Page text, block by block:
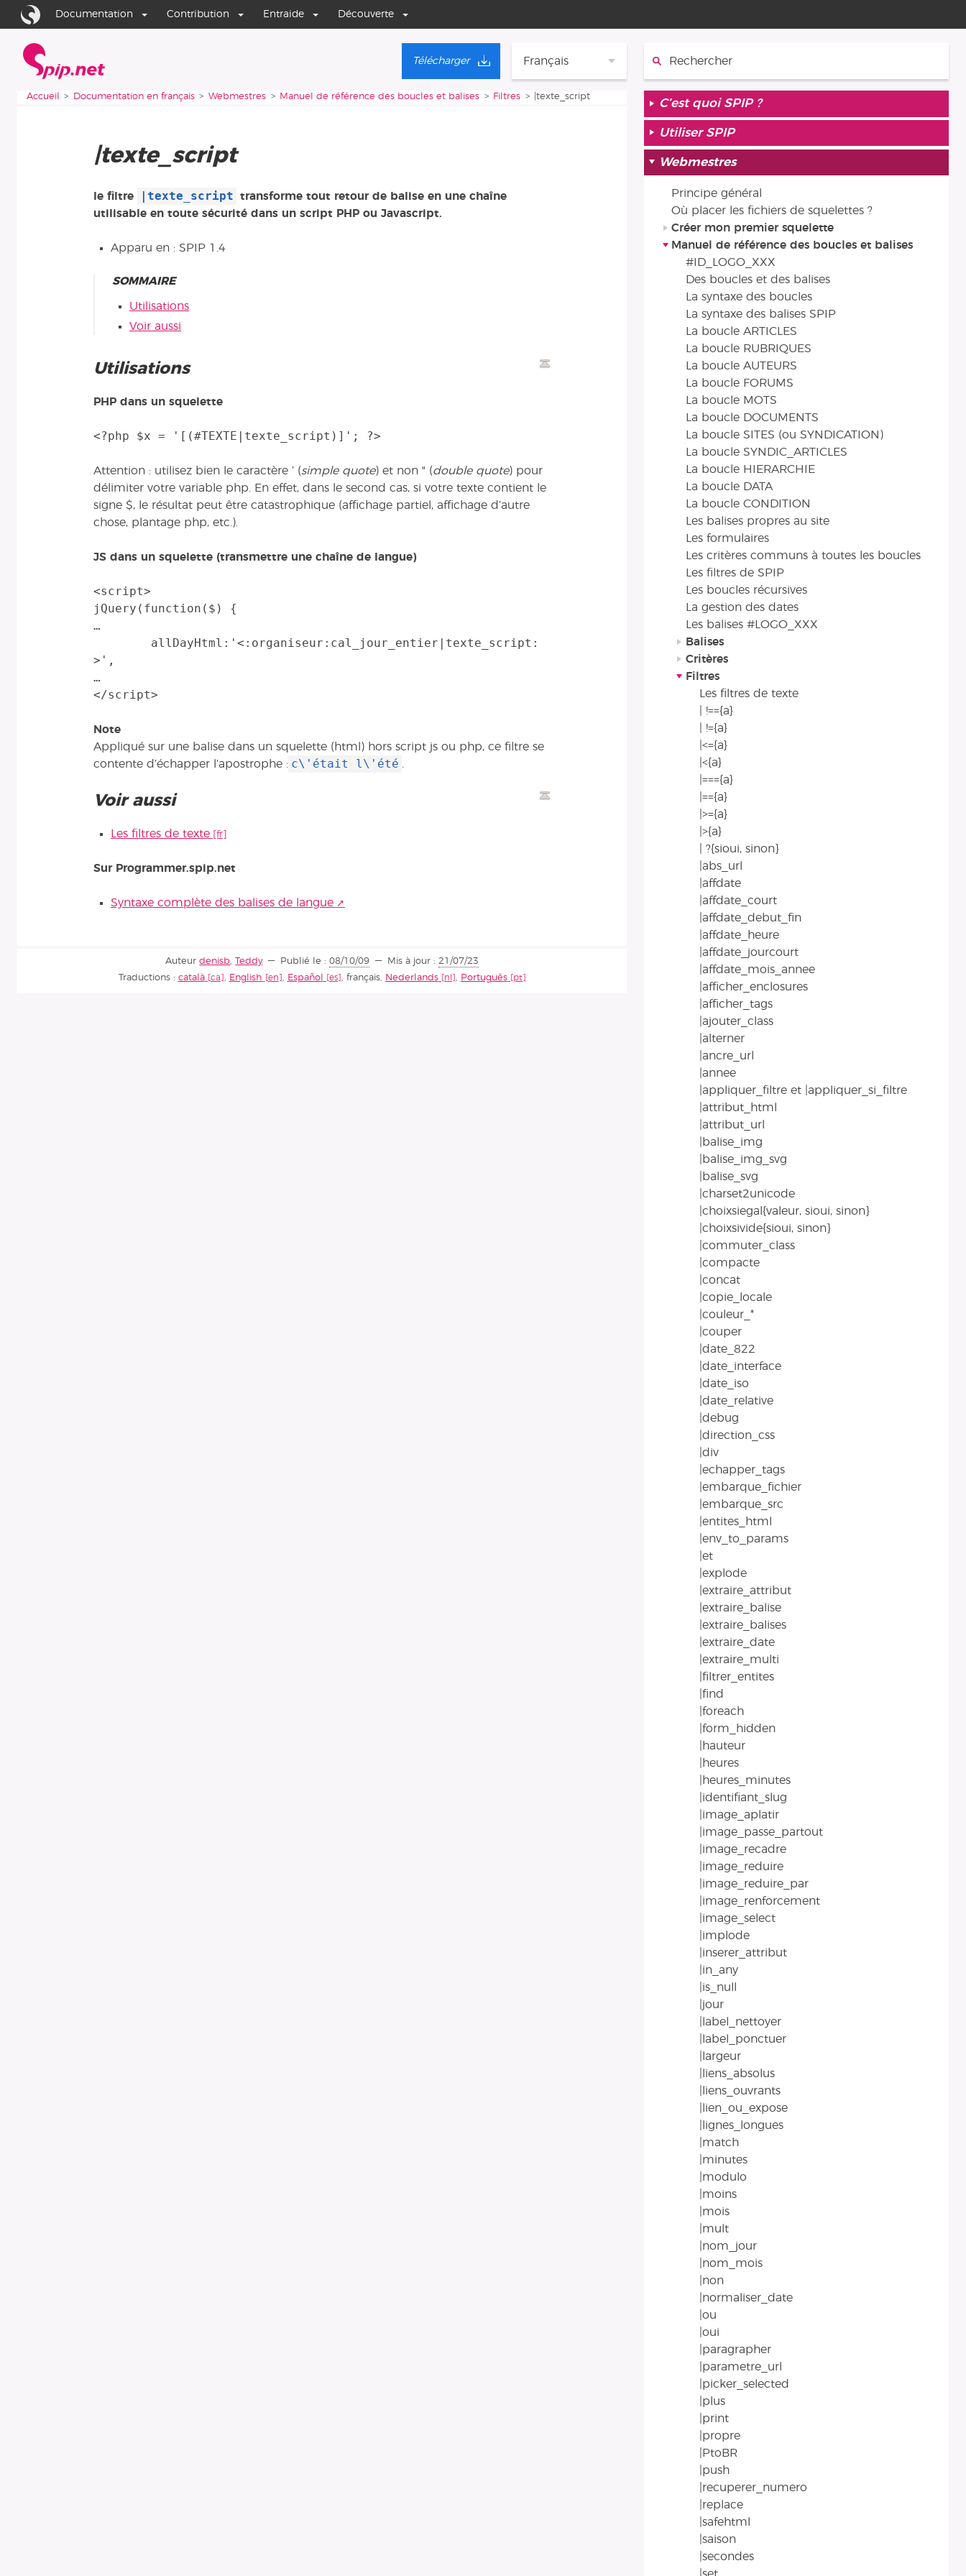
Aller au contenu
Aller à la navigation
Documentation Contribution Entraide Découverte
Français
Télécharger
Vous êtes ici :
Accueil Documentation en français Webmestres Manuel de référence des boucles et balises Filtres |texte_script
|texte_script
le filtre |texte_script
transforme tout retour de balise en une chaîne
utilisable en toute sécurité dans un script PHP ou Javascript.
Apparu en : SPIP 1.4
SOMMAIRE
Utilisations
Voir aussi
Utilisations
PHP dans un squelette
Attention : utilisez bien le caractère ’ (simple quote) et non " (double quote) pour
délimiter votre variable php. En effet, dans le second cas, si votre texte contient le
signe $, le résultat peut être catastrophique (affichage partiel, affichage d’autre
chose, plantage php, etc.).
JS dans un squelette (transmettre une chaîne de langue)
<script>
jQuery(function($) {
…
>',
…
Note
Appliqué sur une balise dans un squelette (html) hors script js ou php, ce filtre se
contente d’échapper l’apostrophe : c\'était l\'été .
Voir aussi
Les filtres de texte
Sur Programmer.spip.net
Syntaxe complète des balises de langue
Auteurdenisb, Teddy Publié le : 08/10/09 Mis à jour : 21/07/23
Traductions : català , English , Español , français, Nederlands , Português
C’est quoi SPIP ?
Utiliser SPIP
Webmestres
Principe général
Où placer les fichiers de squelettes ?
Créer mon premier squelette
Manuel de référence des boucles et balises
#ID_LOGO_XXX
Des boucles et des balises
La syntaxe des boucles
La syntaxe des balises SPIP
La boucle ARTICLES
La boucle RUBRIQUES
La boucle AUTEURS
La boucle FORUMS
La boucle MOTS
La boucle DOCUMENTS
La boucle SITES (ou SYNDICATION)
La boucle SYNDIC_ARTICLES
La boucle HIERARCHIE
La boucle DATA
La boucle CONDITION
Les balises propres au site
Les formulaires
Les critères communs à toutes les boucles
Les filtres de SPIP
Les boucles récursives
La gestion des dates
Les balises #LOGO_XXX
Balises
Critères
Filtres
Les filtres de texte
| !=={a}
| !={a}
|<={a}
|<{a}
|==={a}
|=={a}
|>={a}
|>{a}
| ?{sioui, sinon}
|abs_url
|affdate
|affdate_court
|affdate_debut_fin
|affdate_heure
|affdate_jourcourt
|affdate_mois_annee
|afficher_enclosures
|afficher_tags
|ajouter_class
|alterner
|ancre_url
|annee
|appliquer_filtre et |appliquer_si_filtre
|attribut_html
|attribut_url
|balise_img
|balise_img_svg
|balise_svg
|charset2unicode
|choixsiegal{valeur, sioui, sinon}
|choixsivide{sioui, sinon}
|commuter_class
|compacte
|concat
|copie_locale
|couleur_*
|couper
|date_822
|date_interface
|date_iso
|date_relative
|debug
|direction_css
|div
|echapper_tags
|embarque_fichier
|embarque_src
|entites_html
|env_to_params
|et
|explode
|extraire_attribut
|extraire_balise
|extraire_balises
|extraire_date
|extraire_multi
|filtrer_entites
|find
|foreach
|form_hidden
|hauteur
|heures
|heures_minutes
|identifiant_slug
|image_aplatir
|image_passe_partout
|image_recadre
|image_reduire
|image_reduire_par
|image_renforcement
|image_select
|implode
|inserer_attribut
|in_any
|is_null
|jour
|label_nettoyer
|label_ponctuer
|largeur
|liens_absolus
|liens_ouvrants
|lien_ou_expose
|lignes_longues
|match
|minutes
|modulo
|moins
|mois
|mult
|nom_jour
|nom_mois
|non
|normaliser_date
|ou
|oui
|paragrapher
|parametre_url
|picker_selected
|plus
|print
|propre
|PtoBR
|push
|recuperer_numero
|replace
|safehtml
|saison
|secondes